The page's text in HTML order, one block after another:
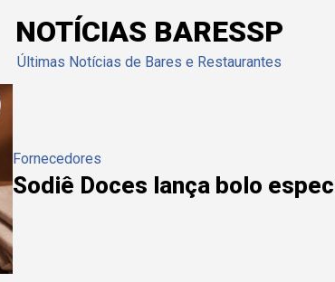
NOTÍCIAS BARESSP
Últimas Notícias de Bares e Restaurantes
Fornecedores
Sodiê Doces lança bolo